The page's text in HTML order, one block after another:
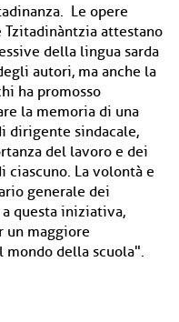
Le opere
Tzitadinàntzia attestano
della lingua sarda
autori, ma anche la
ha promosso
la memoria di una
dirigente sindacale,
del lavoro e dei
La volontà e
generale dei
questa iniziativa,
un maggiore
della scuola".